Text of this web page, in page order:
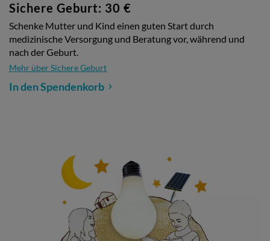
Sichere Geburt: 30 €
Schenke Mutter und Kind einen guten Start durch
medizinische Versorgung und Beratung vor, während und
nach der Geburt.
Mehr über Sichere Geburt
In den Spendenkorb